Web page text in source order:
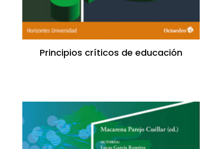
Principios críticos de educación